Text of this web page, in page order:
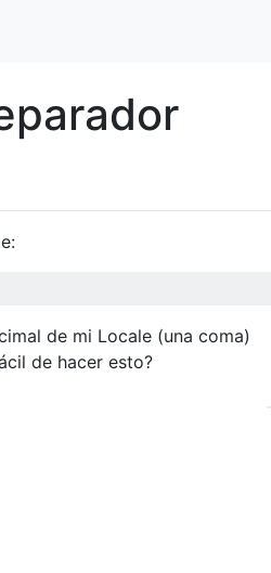
de mi Locale (una coma)
de hacer esto?